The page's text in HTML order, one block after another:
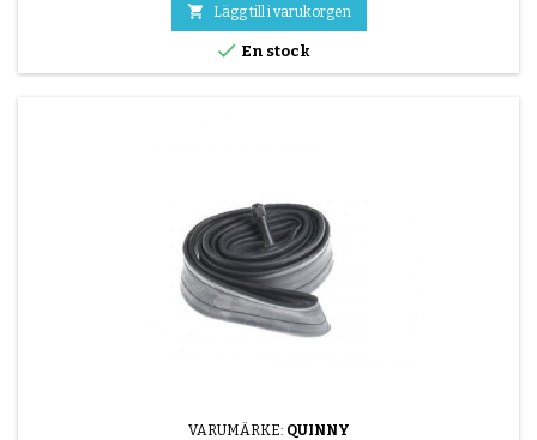
 Lägg till i varukorgen
 En stock
VARUMÄRKE: QUINNY